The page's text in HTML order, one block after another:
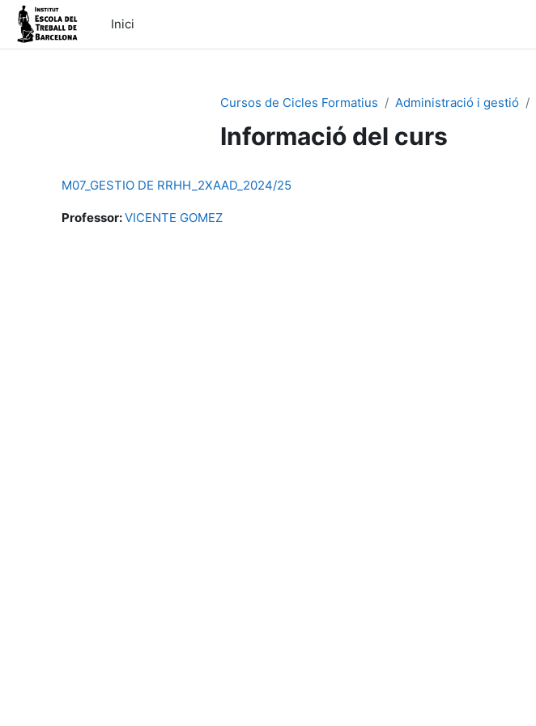
Vés al contingut principal
Inici
Cursos de Cicles Formatius Administració i gestió
Informació del curs
M07_GESTIO DE RRHH_2XAAD_2024/25
Professor:VICENTE GOMEZ